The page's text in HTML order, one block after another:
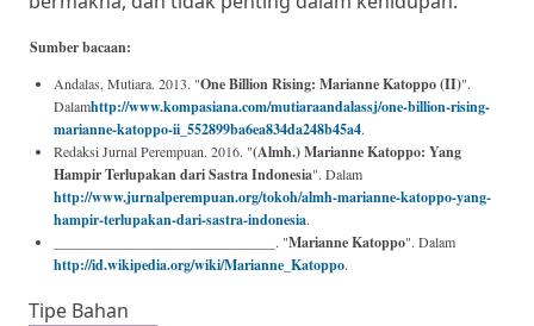
Sumber bacaan:
Andalas, Mutiara. 2013. "One Billion Rising: Marianne Katoppo (II)".
Dalamhttp://www.kompasiana.com/mutiaraandalassj/one-billion-rising-
marianne-katoppo-ii_552899ba6ea834da248b45a4.
Redaksi Jurnal Perempuan. 2016. "(Almh.) Marianne Katoppo: Yang
Hampir Terlupakan dari Sastra Indonesia". Dalam
http://www.jurnalperempuan.org/tokoh/almh-marianne-katoppo-yang-
hampir-terlupakan-dari-sastra-indonesia.
_______________________________. "Marianne Katoppo". Dalam
http://id.wikipedia.org/wiki/Marianne_Katoppo.
Tipe Bahan